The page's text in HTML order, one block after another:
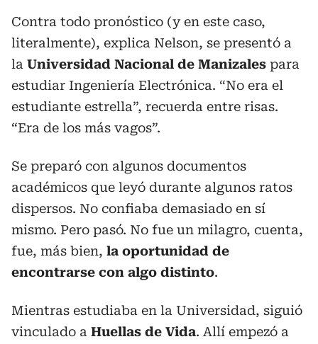
Contra todo pronóstico (y en este caso,
literalmente), explica Nelson, se presentó a
la Universidad Nacional de Manizales para
estudiar Ingeniería Electrónica. “No era el
estudiante estrella”, recuerda entre risas.
“Era de los más vagos”.
Se preparó con algunos documentos
académicos que leyó durante algunos ratos
dispersos. No confiaba demasiado en sí
mismo. Pero pasó. No fue un milagro, cuenta,
fue, más bien, la oportunidad de
encontrarse con algo distinto.
Mientras estudiaba en la Universidad, siguió
vinculado a Huellas de Vida. Allí empezó a